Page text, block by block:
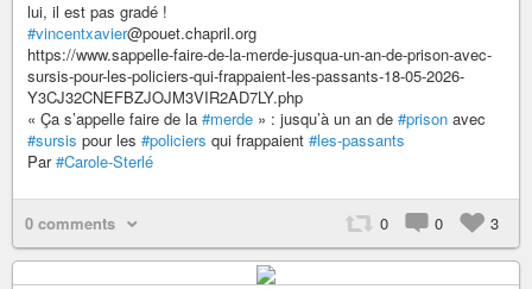
lui, il est pas gradé !
#vincentxavier@pouet.chapril.org
https://www.sappelle-faire-de-la-merde-jusqua-un-an-de-prison-avec-
sursis-pour-les-policiers-qui-frappaient-les-passants-18-05-2026-
Y3CJ32CNEFBZJOJM3VIR2AD7LY.php
« Ça s’appelle faire de la #merde » : jusqu’à un an de #prison avec
#sursis pour les #policiers qui frappaient #les-passants
Par#Carole-Sterlé
0 comments 0 0 3